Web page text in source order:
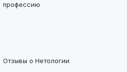
профессию
Отзывы о Нетологии